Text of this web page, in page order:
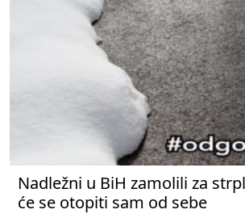
Nadležni u BiH zamolili za
će se otopiti sam od sebe